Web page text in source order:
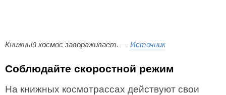
Книжный космос завораживает. — Источник
Соблюдайте скоростной режим
На книжных космотрассах действуют свои